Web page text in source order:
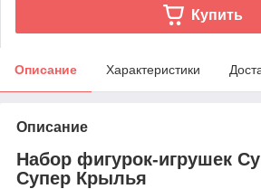
Купить
Описание Характеристики
Описание
Набор фигурок-игрушек
Супер Крылья